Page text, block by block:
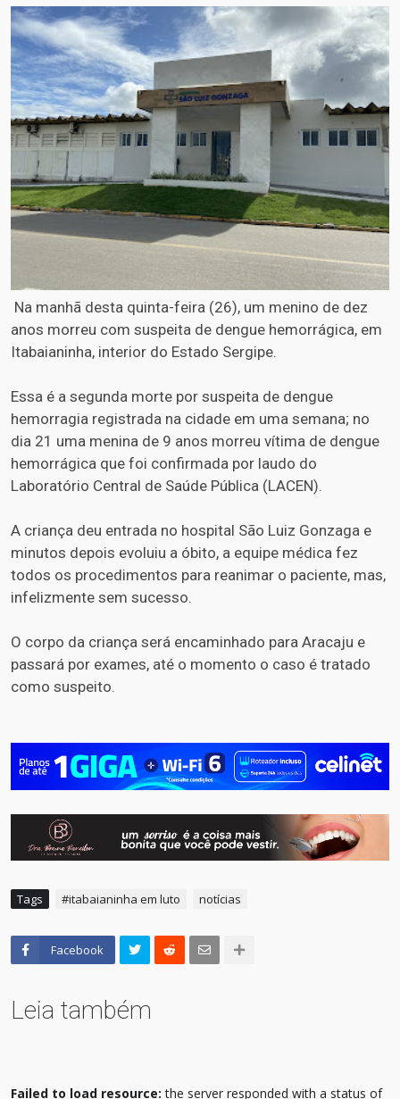
Na manhã desta quinta-feira (26), um menino de dez
anos morreu com suspeita de dengue hemorrágica, em
Itabaianinha, interior do Estado Sergipe.
Essa é a segunda morte por suspeita de dengue
hemorragia registrada na cidade em uma semana; no
dia 21 uma menina de 9 anos morreu vítima de dengue
hemorrágica que foi confirmada por laudo do
Laboratório Central de Saúde Pública (LACEN).
A criança deu entrada no hospital São Luiz Gonzaga e
minutos depois evoluiu a óbito, a equipe médica fez
todos os procedimentos para reanimar o paciente, mas,
infelizmente sem sucesso.
O corpo da criança será encaminhado para Aracaju e
passará por exames, até o momento o caso é tratado
como suspeito.
Tags #itabaianinha em luto notícias
Facebook
Leia também
Failed to load resource: the server responded with a status of